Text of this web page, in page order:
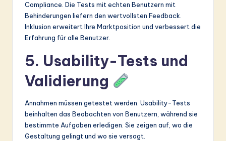
Compliance. Die Tests mit echten Benutzern mit
Behinderungen liefern den wertvollsten Feedback.
Inklusion erweitert Ihre Marktposition und verbessert die
Erfahrung für alle Benutzer.
5. Usability-Tests und
Validierung
Annahmen müssen getestet werden. Usability-Tests
beinhalten das Beobachten von Benutzern, während sie
bestimmte Aufgaben erledigen. Sie zeigen auf, wo die
Gestaltung gelingt und wo sie versagt.